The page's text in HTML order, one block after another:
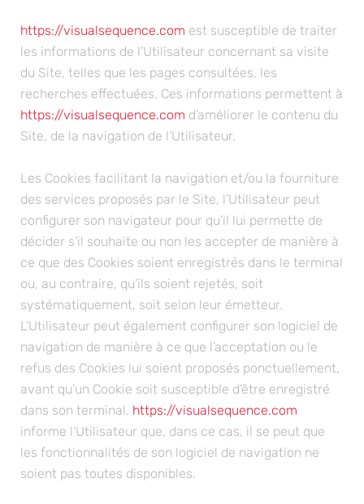
https://visualsequence.com est susceptible de traiter
les informations de l’Utilisateur concernant sa visite
du Site, telles que les pages consultées, les
recherches effectuées. Ces informations permettent à
https://visualsequence.com d’améliorer le contenu du
Site, de la navigation de l’Utilisateur.
Les Cookies facilitant la navigation et/ou la fourniture
des services proposés par le Site, l’Utilisateur peut
configurer son navigateur pour qu’il lui permette de
décider s’il souhaite ou non les accepter de manière à
ce que des Cookies soient enregistrés dans le terminal
ou, au contraire, qu’ils soient rejetés, soit
systématiquement, soit selon leur émetteur.
L’Utilisateur peut également configurer son logiciel de
navigation de manière à ce que l’acceptation ou le
refus des Cookies lui soient proposés ponctuellement,
avant qu’un Cookie soit susceptible d’être enregistré
dans son terminal. https://visualsequence.com
informe l’Utilisateur que, dans ce cas, il se peut que
les fonctionnalités de son logiciel de navigation ne
soient pas toutes disponibles.